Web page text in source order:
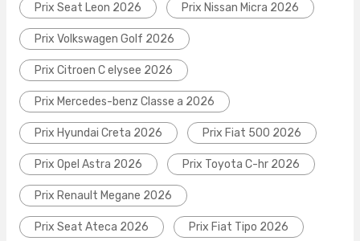
Prix Seat Leon 2026 Prix Nissan Micra 2026
Prix Volkswagen Golf 2026
Prix Citroen C elysee 2026
Prix Mercedes-benz Classe a 2026
Prix Hyundai Creta 2026 Prix Fiat 500 2026
Prix Opel Astra 2026 Prix Toyota C-hr 2026
Prix Renault Megane 2026
Prix Seat Ateca 2026 Prix Fiat Tipo 2026